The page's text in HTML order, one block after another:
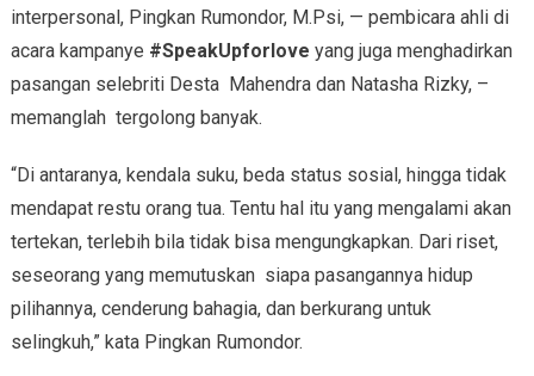
interpersonal, Pingkan Rumondor, M.Psi, — pembicara ahli di
acara kampanye #SpeakUpforlove yang juga menghadirkan
pasangan selebriti Desta Mahendra dan Natasha Rizky, –
memanglah tergolong banyak.
“Di antaranya, kendala suku, beda status sosial, hingga tidak
mendapat restu orang tua. Tentu hal itu yang mengalami akan
tertekan, terlebih bila tidak bisa mengungkapkan. Dari riset,
seseorang yang memutuskan siapa pasangannya hidup
pilihannya, cenderung bahagia, dan berkurang untuk
selingkuh,” kata Pingkan Rumondor.